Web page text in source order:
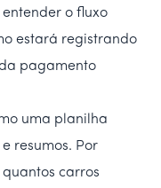
o fluxo
estará registrando
pagamento
uma planilha
resumos. Por
carros